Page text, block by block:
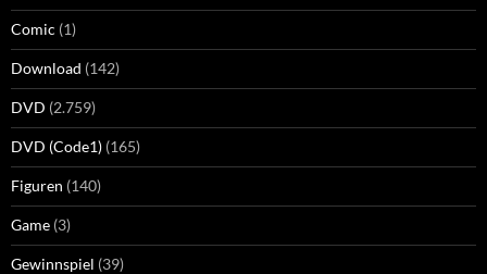
Comic (1)
Download (142)
DVD (2.759)
DVD (Code1) (165)
Figuren (140)
Game (3)
Gewinnspiel (39)